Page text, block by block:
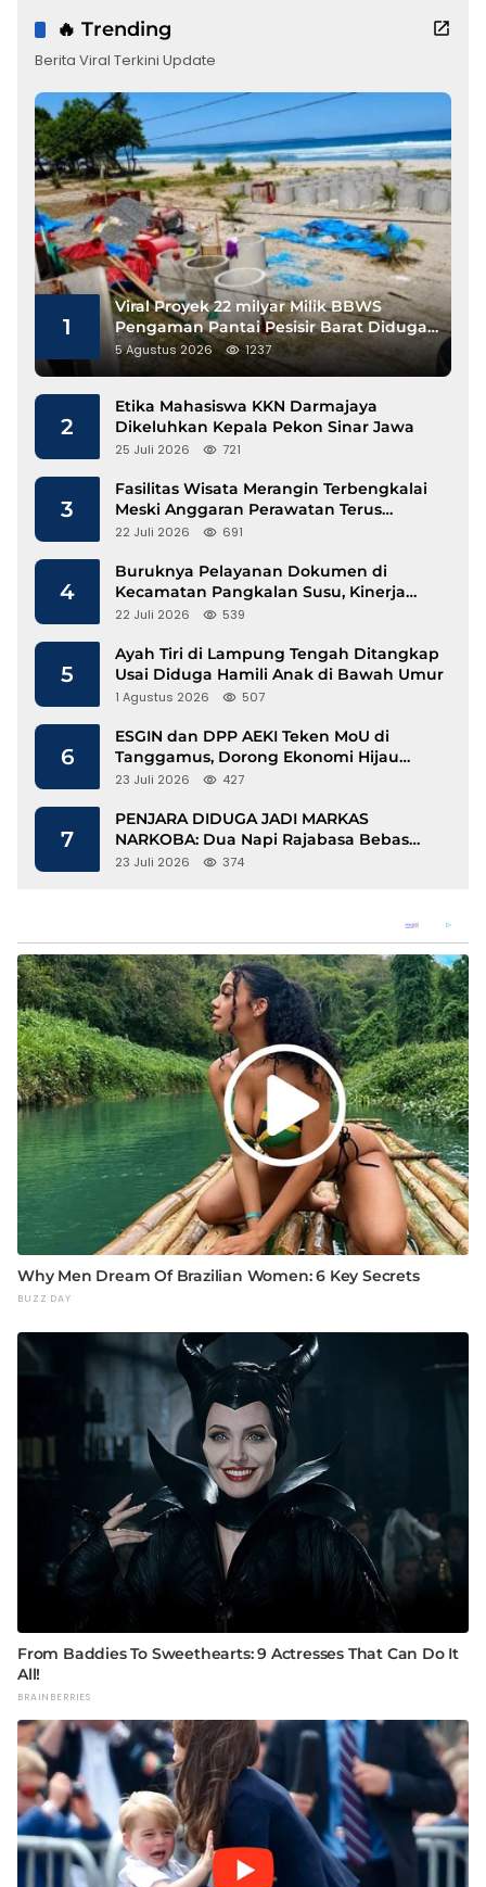
🔥 Trending
Berita Viral Terkini Update
1
Viral Proyek 22 milyar Milik BBWS
Pengaman Pantai Pesisir Barat Diduga
Gunakan Besi Banci
5 Agustus 2026 1237
2
Etika Mahasiswa KKN Darmajaya
Dikeluhkan Kepala Pekon Sinar Jawa
25 Juli 2026 721
3
Fasilitas Wisata Merangin Terbengkalai
Meski Anggaran Perawatan Terus
Mengalir
22 Juli 2026 691
4
Buruknya Pelayanan Dokumen di
Kecamatan Pangkalan Susu, Kinerja
Disdukcapil Langkat Disorot
22 Juli 2026 539
5
Ayah Tiri di Lampung Tengah Ditangkap
Usai Diduga Hamili Anak di Bawah Umur
1 Agustus 2026 507
6
ESGIN dan DPP AEKI Teken MoU di
Tanggamus, Dorong Ekonomi Hijau
Berbasis Kopi dan Perdagangan Karbon
23 Juli 2026 427
7
PENJARA DIDUGA JADI MARKAS
NARKOBA: Dua Napi Rajabasa Bebas
Gunakan HP, Muncul Dugaan
23 Juli 2026 374